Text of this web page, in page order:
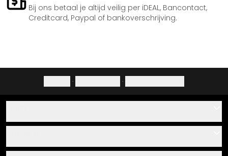
Bij ons betaal je altijd veilig per iDEAL, Bancontact,
Creditcard, Paypal of bankoverschrijving.
· ·
Over ons